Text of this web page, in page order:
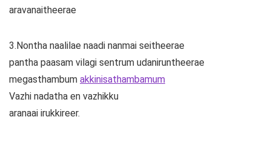
aravanaitheerae
3.Nontha naalilae naadi nanmai seitheerae
pantha paasam vilagi sentrum udaniruntheerae
megasthambum akkinisathambamum
Vazhi nadatha en vazhikku
aranaai irukkireer.